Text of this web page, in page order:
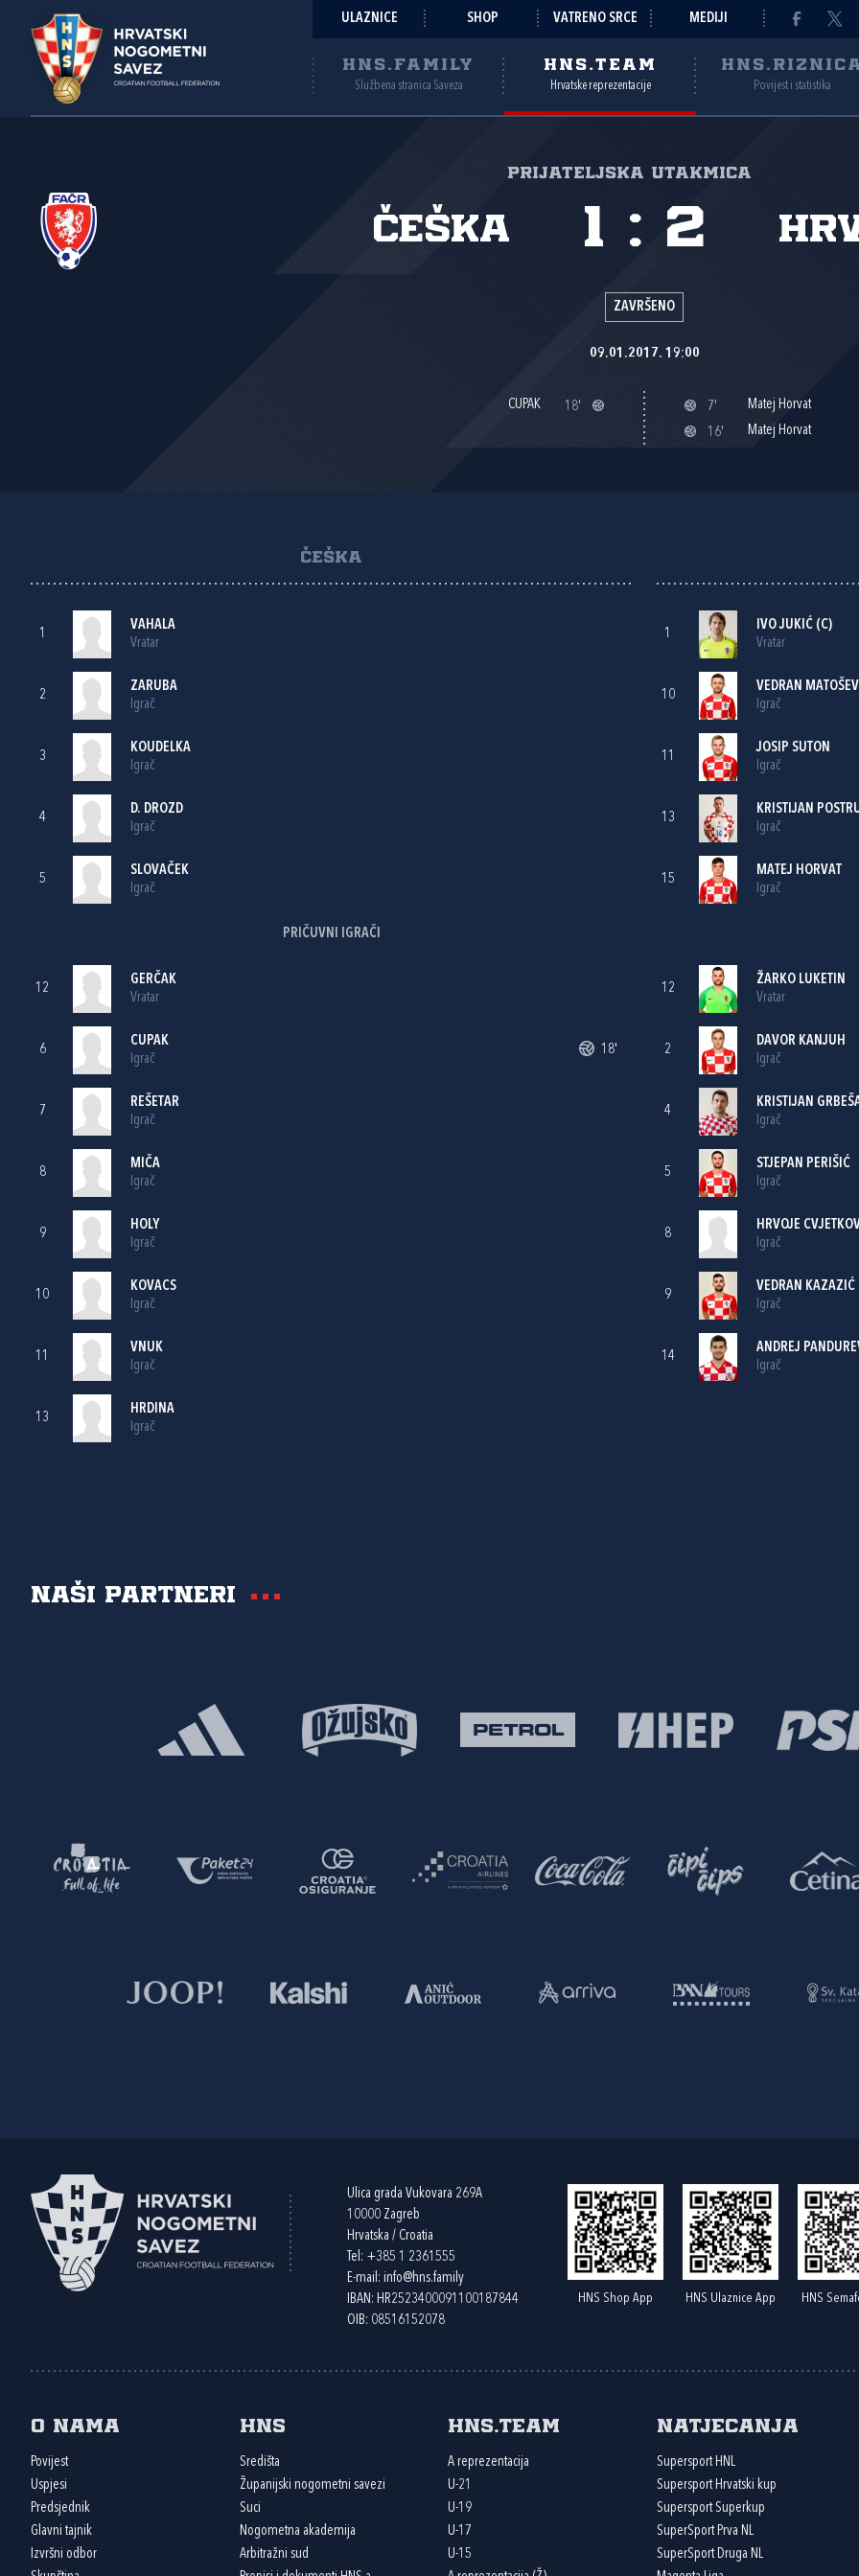
ULAZNICE SHOP VATRENO SRCE MEDIJI
HNS.FAMILY
Službena stranica Saveza
HNS.TEAM
Hrvatske reprezentacije Povijest i statistika
Prijateljska utakmica
Češka 1 : 2
ZAVRŠENO
09.01.2017. 19:00
CUPAK 18' 7'
Matej Horvat
16'
Matej Horvat
ČEŠKA
1
VAHALA
Vratar
2
ZARUBA
Igrač
3
KOUDELKA
Igrač
4
D. DROZD
Igrač
5
SLOVAČEK
Igrač
PRIČUVNI IGRAČI
12
GERČAK
Vratar
6
CUPAK
Igrač
18'
7
REŠETAR
Igrač
8
MIČA
Igrač
9
HOLY
Igrač
10
KOVACS
Igrač
11
VNUK
Igrač
13
HRDINA
Igrač
1
IVO JUKIĆ(C)
Vratar
10
VEDRAN
Igrač
11
JOSIP SUTON
Igrač
13
KRISTIJAN
Igrač
15
MATEJ HORVAT
Igrač
12
ŽARKO LUKETIN
Vratar
2
DAVOR KANJUH
Igrač
4
KRISTIJAN
Igrač
5
STJEPAN PERIŠIĆ
Igrač
8
HRVOJE
Igrač
9
VEDRAN KAZAZIĆ
Igrač
14
ANDREJ
Igrač
Naši partneri
Ulica grada Vukovara 269A
10000 Zagreb
Hrvatska / Croatia
Tel: +385 1 2361555
E-mail: info@hns.family
IBAN: HR2523400091100187844
OIB: 08516152078
HNS Shop App HNS Ulaznice App HNS
O nama
Povijest
Uspjesi
Predsjednik
Glavni tajnik
Izvršni odbor
HNS
Središta
Županijski nogometni savezi
Suci
Nogometna akademija
Arbitražni sud
HNS.team
A reprezentacija
U-21
U-19
U-17
U-15
Natjecanja
Supersport HNL
Supersport Hrvatski kup
Supersport Superkup
SuperSport Prva NL
SuperSport Druga NL